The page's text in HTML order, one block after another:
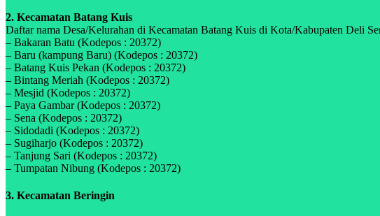
2. Kecamatan Batang Kuis
Daftar nama Desa/Kelurahan di Kecamatan Batang Kuis di Kota/Kabupaten Deli
– Bakaran Batu (Kodepos : 20372)
– Baru (kampung Baru) (Kodepos : 20372)
– Batang Kuis Pekan (Kodepos : 20372)
– Bintang Meriah (Kodepos : 20372)
– Mesjid (Kodepos : 20372)
– Paya Gambar (Kodepos : 20372)
– Sena (Kodepos : 20372)
– Sidodadi (Kodepos : 20372)
– Sugiharjo (Kodepos : 20372)
– Tanjung Sari (Kodepos : 20372)
– Tumpatan Nibung (Kodepos : 20372)
3. Kecamatan Beringin